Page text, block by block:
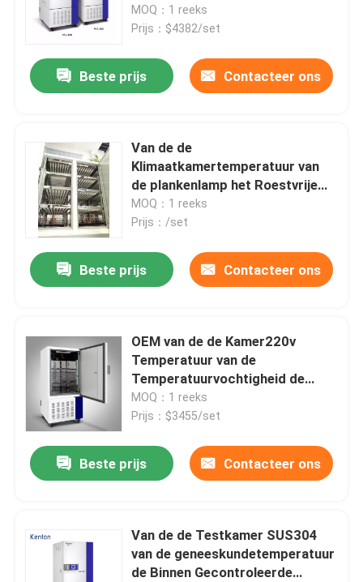
Chamber
MOQ：1 reeks
Prijs：$4382/set
Beste prijs Contacteer ons
Van de de
Klimaatkamertemperatuur van
de plankenlamp het Roestvrije
staal van de de Stabiliteitskamer
SUS304
MOQ：1 reeks
Prijs：/set
Beste prijs Contacteer ons
OEM van de de Kamer220v
Temperatuur van de
Temperatuurvochtigheid de
Kamer van de de
Vochtigheidstest
MOQ：1 reeks
Prijs：$3455/set
Beste prijs Contacteer ons
Van de de Testkamer SUS304
van de geneeskundetemperatuur
de Binnen Gecontroleerde